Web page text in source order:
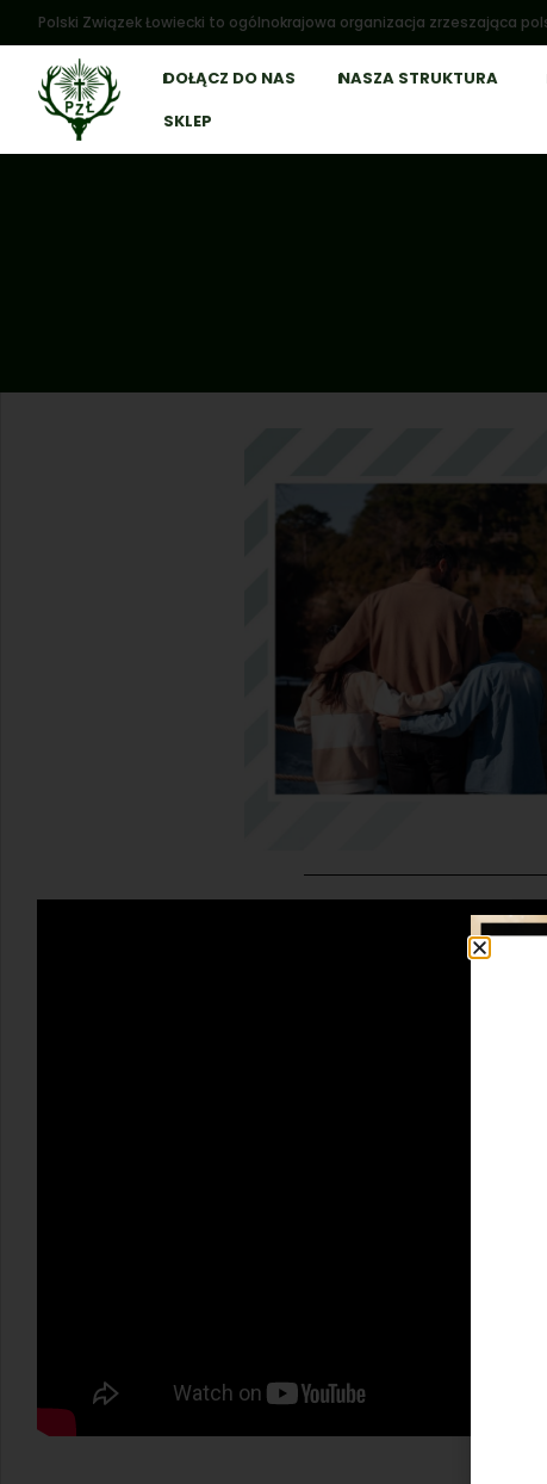
Polski Związek Łowiecki to ogólnokrajowa organizacja zrzeszająca
DOŁĄCZ DO NAS NASZA STRUKTURA
SKLEP